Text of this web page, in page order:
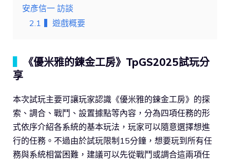
安彥信一 訪談
2.1
▍遊戲概要
《優米雅的鍊金工房》TpGS2025試玩分
享
本次試玩主要可讓玩家認識《優米雅的鍊金工房》的探
索、調合、戰鬥、設置據點等內容，分為四項任務的形
式依序介紹各系統的基本玩法，玩家可以隨意選擇想進
行的任務。不過由於試玩限制15分鐘，想要玩到所有任
務與系統相當困難，建議可以先從戰鬥或調合這兩項任